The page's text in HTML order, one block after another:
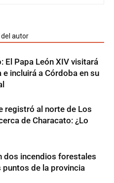
del autor
El Papa León XIV visitará
e incluirá a Córdoba en su
registró al norte de Los
de Characato: ¿Lo
dos incendios forestales
de la provincia